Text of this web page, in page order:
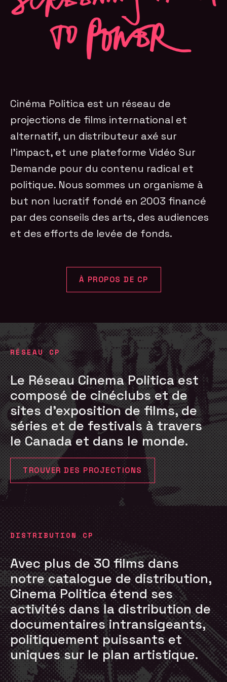
indépendant
EN APPRENDRE PLUS
Cinéma Politica est un réseau de
projections de films international et
alternatif, un distributeur axé sur
l’impact, et une plateforme Vidéo Sur
Demande pour du contenu radical et
politique. Nous sommes un organisme à
but non lucratif fondé en 2003 financé
par des conseils des arts, des audiences
et des efforts de levée de fonds.
À PROPOS DE CP
RÉSEAU CP
Le Réseau Cinema Politica est
composé de cinéclubs et de
sites d'exposition de films, de
séries et de festivals à travers
le Canada et dans le monde.
TROUVER DES PROJECTIONS
DISTRIBUTION CP
Avec plus de 30 films dans
notre catalogue de distribution,
Cinema Politica étend ses
activités dans la distribution de
documentaires intransigeants,
politiquement puissants et
uniques sur le plan artistique.